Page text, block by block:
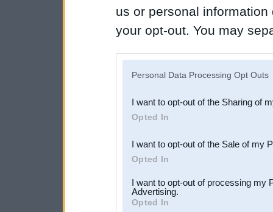
us or personal
your opt-out. You may
Downstream Participants
third parties.
Personal Data Processing Opt Outs
I want to opt-out of the Sharing of
Opted In
I want to opt-out of the Sale of my
Opted In
I want to opt-out of processing my
Advertising.
Opted In